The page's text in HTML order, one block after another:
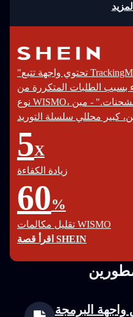
"تحتوي واجهة تتبع TrackingMore على كل ما نحتاجه لتقليل
بسبب الطلبات المتكررة من
نوع WISMO، مع تزويد عملائنا برؤية أوضح للشحنات." - مين
5X
زيادة الكفاءة
60%
تقليل مكالمات WISMO
اقرأ قصة SHEIN
واجهة البرمجة